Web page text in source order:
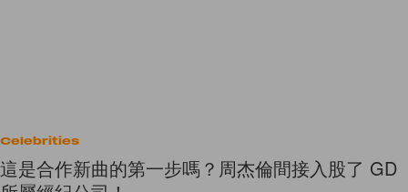
Celebrities
這是合作新曲的第一步嗎？周杰倫間接入股了 GD